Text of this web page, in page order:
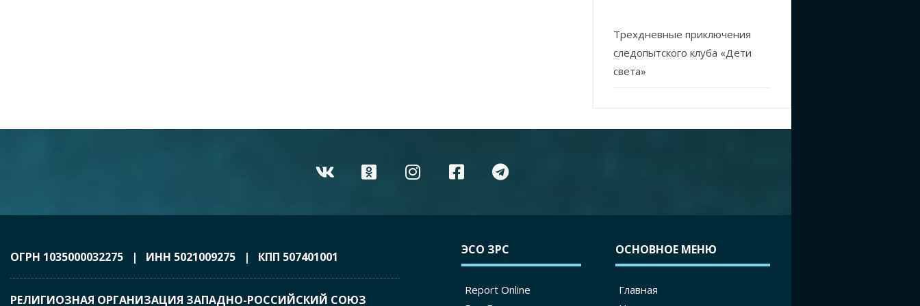
Трехдневные приключения
следопытского клуба «Дети
света»
ОГРН 1035000032275 | ИНН 5021009275 | КПП 507401001
РЕЛИГИОЗНАЯ ОРГАНИЗАЦИЯ ЗАПАДНО-РОССИЙСКИЙ СОЮЗ
ЭСО ЗРС
Report Online
ОСНОВНОЕ МЕНЮ
Главная